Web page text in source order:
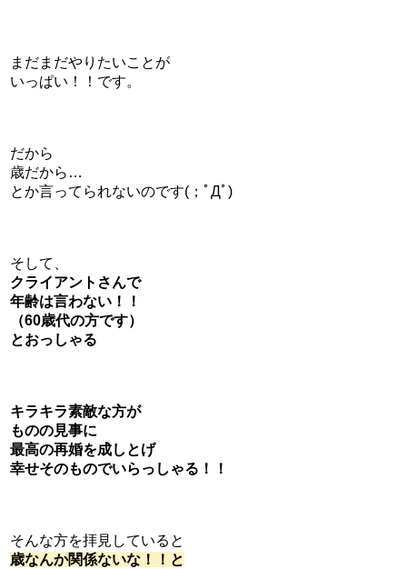
まだまだやりたいことが
いっぱい！！です。
だから
歳だから…
とか言ってられないのです(；ﾟДﾟ)
そして、
クライアントさんで
年齢は言わない！！
（60歳代の方です）
とおっしゃる
キラキラ素敵な方が
ものの見事に
最高の再婚を成しとげ
幸せそのものでいらっしゃる！！
そんな方を拝見していると
歳なんか関係ないな！！と